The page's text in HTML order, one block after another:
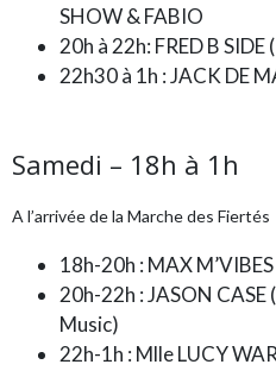
SHOW & FABIO
20h à 22h: FRED B SIDE
22h30 à 1h : JACK DE
Samedi – 18h à 1h
A l’arrivée de la Marche des Fiertés
18h-20h : MAX
20h-22h : JASON
Music)
22h-1h : Mlle LUCY